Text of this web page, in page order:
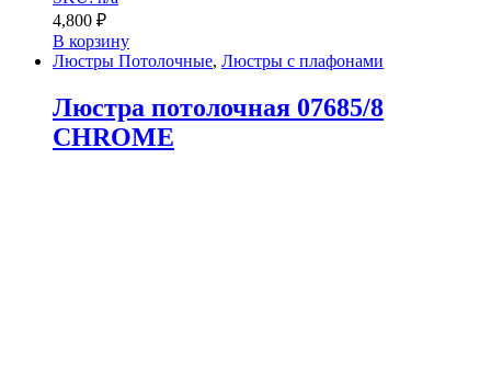
4,800 ₽
В корзину
Люстры Потолочные, Люстры с плафонами
Люстра потолочная 07685/8
CHROME